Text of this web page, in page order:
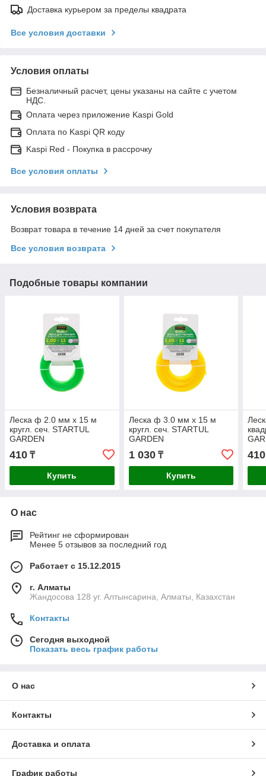
Доставка курьером за пределы квадрата
Все условия доставки
Условия оплаты
Безналичный расчет, цены указаны на сайте с учетом
НДС.
Оплата через приложение Kaspi Gold
Оплата по Kaspi QR коду
Kaspi Red - Покупка в рассрочку
Все условия оплаты
Условия возврата
Возврат товара в течение 14 дней за счет покупателя
Все условия возврата
Подобные товары компании
Леска ф 2.0 мм х 15 м
кругл. сеч. STARTUL
GARDEN
410 ₸
Купить
Леска ф 3.0 мм х 15 м
кругл. сеч. STARTUL
GARDEN
1 030₸
Купить
410
О нас
Рейтинг не сформирован
Менее 5 отзывов за последний год
Работает с 15.12.2015
г. Алматы
Жандосова 128 уг. Алтынсарина, Алматы, Казахстан
Контакты
Сегодня выходной
Показать весь график работы
О нас
Контакты
Доставка и оплата
График работы